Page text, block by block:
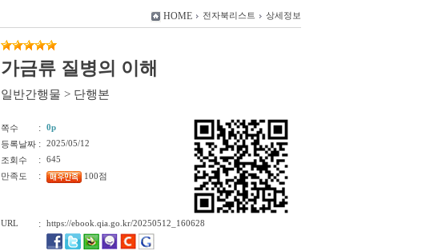
HOME 전자북리스트 상세정보
가금류 질병의 이해
일반간행물 > 단행본
쪽수 :
0p
등록날짜 :
2025/05/12
조회수
:
645
만족도
: 100점
URL : https://ebook.qia.go.kr/20250512_160628